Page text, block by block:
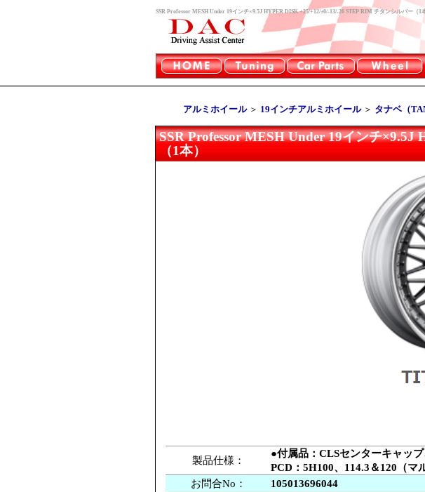
SSR Professor MESH Under 19インチ×9.5J HYPER DISK +25/+12/±0/-13/-26 STEP RIM チタンシルバー（
アルミホイール＞ 19インチアルミホイール＞ タナベ（
SSR Professor MESH Under 19インチ
（1本）
製品仕様：
●付属品：CLSセンターキャッ
PCD：5H100、114.3＆120（マ
お問合No：
105013696044